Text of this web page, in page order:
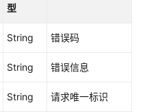
型
String 错误码
String 错误信息
String 请求唯一标识